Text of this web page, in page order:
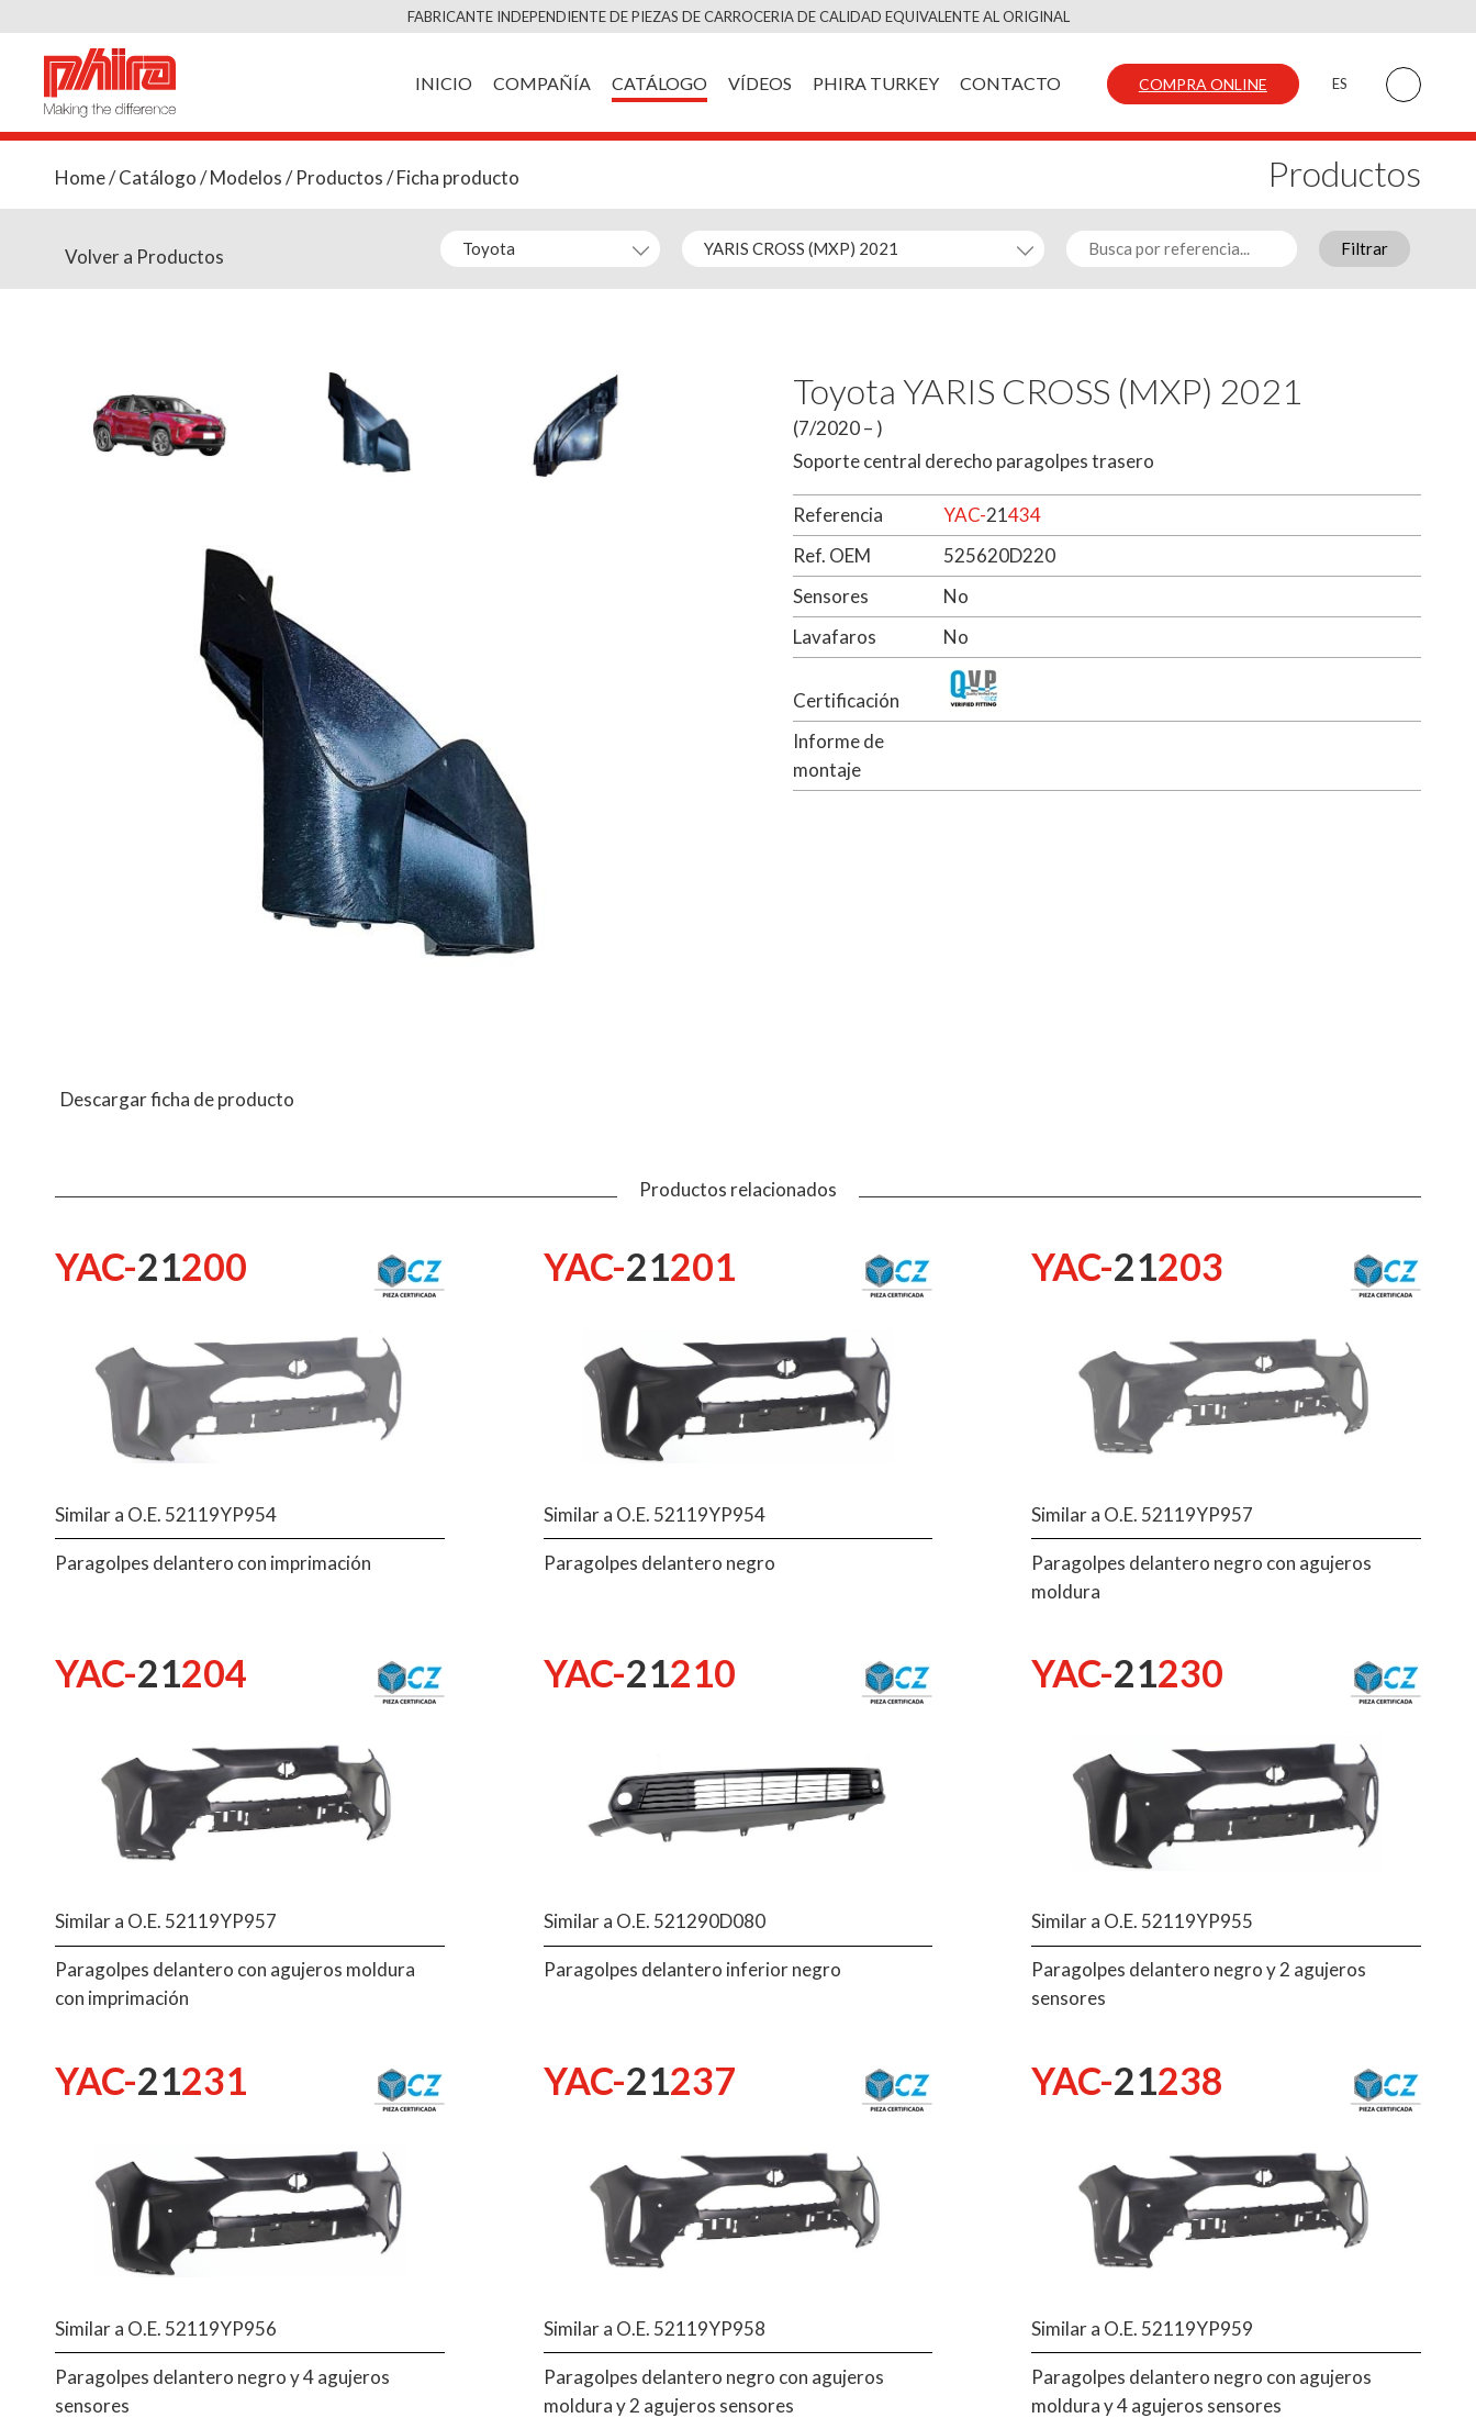
Saltar
contenido
FABRICANTE INDEPENDIENTE DE PIEZAS DE CARROCERIA DE CALIDAD EQUIVALENTE AL ORIGINAL
INICIO COMPAÑÍA CATÁLOGO VÍDEOS PHIRA TURKEY CONTACTO COMPRA ONLINE ES
Home/Catálogo/Modelos/Productos/ Ficha producto Productos
Volver a Productos Filtrar
Descargar ficha de producto
Toyota YARIS CROSS (MXP) 2021
(7/2020 – )
Soporte central derecho paragolpes trasero
Referencia YAC-21434
Ref. OEM
525620D220
Sensores
No
Lavafaros
No
Certificación
Informe de
montaje
Productos relacionados
YAC-21200
Similar a O.E. 52119YP954
Paragolpes delantero con imprimación
YAC-21201
Similar a O.E. 52119YP954
Paragolpes delantero negro
YAC-21203
Similar a O.E. 52119YP957
Paragolpes delantero negro con agujeros
moldura
YAC-21204
Similar a O.E. 52119YP957
Paragolpes delantero con agujeros moldura
con imprimación
YAC-21210
Similar a O.E. 521290D080
Paragolpes delantero inferior negro
YAC-21230
Similar a O.E. 52119YP955
Paragolpes delantero negro y 2 agujeros
sensores
YAC-21231
Similar a O.E. 52119YP956
Paragolpes delantero negro y 4 agujeros
sensores
YAC-21237
Similar a O.E. 52119YP958
Paragolpes delantero negro con agujeros
moldura y 2 agujeros sensores
YAC-21238
Similar a O.E. 52119YP959
Paragolpes delantero negro con agujeros
moldura y 4 agujeros sensores